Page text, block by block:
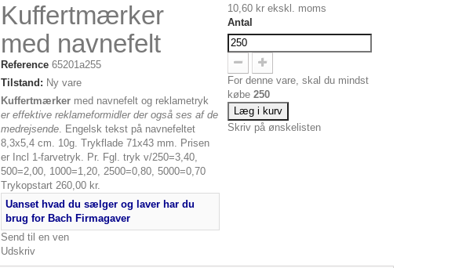
Kuffertmærker
med navnefelt
Reference 65201a255
Tilstand: Ny vare
Kuffertmærkermed navnefelt og reklametryk
er effektive reklameformidler der også ses af de
medrejsende. Engelsk tekst på navnefeltet
8,3x5,4 cm. 10g. Trykflade 71x43 mm. Prisen
er Incl 1-farvetryk. Pr. Fgl. tryk v/250=3,40,
500=2,00, 1000=1,20, 2500=0,80, 5000=0,70
Trykopstart 260,00 kr.
Uanset hvad du sælger og laver har du
brug for Bach Firmagaver
Send til en ven
Udskriv
10,60 kr ekskl. moms
Antal
For denne vare, skal du mindst
købe250
Læg i kurv
Skriv på ønskelisten